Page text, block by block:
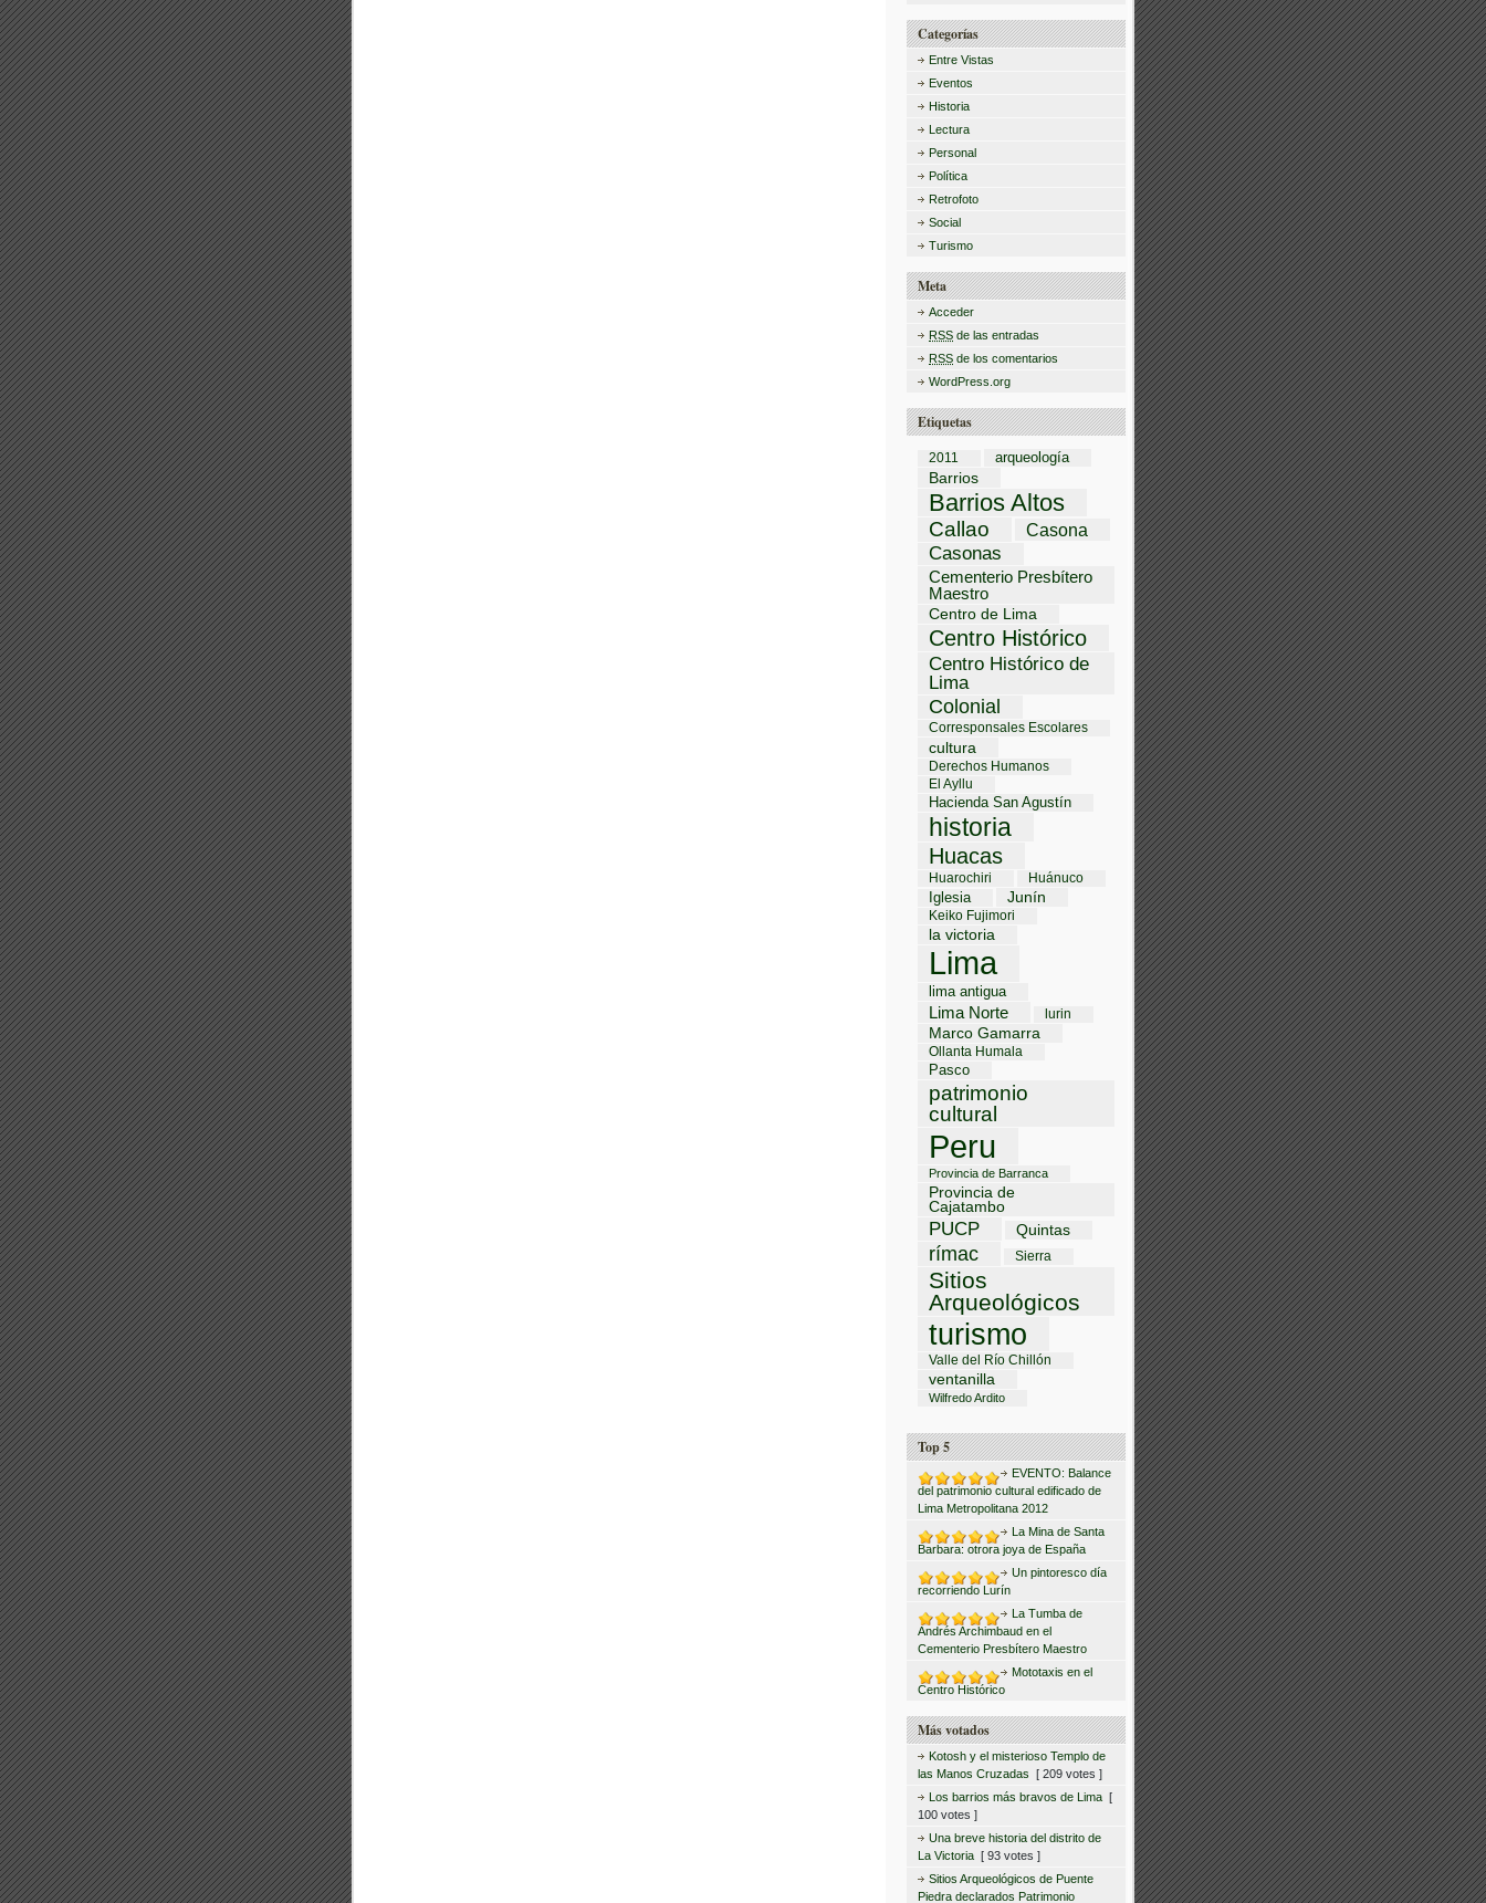
Categorías
Entre Vistas
Eventos
Historia
Lectura
Personal
Política
Retrofoto
Social
Turismo
Meta
Acceder
RSS de las entradas
RSS de los comentarios
WordPress.org
Etiquetas
2011 arqueología
Barrios
Barrios Altos
Callao Casona
Casonas
Cementerio Presbítero
Maestro
Centro de Lima
Centro Histórico
Centro Histórico de
Lima
Colonial
Corresponsales Escolares
cultura
Derechos Humanos
El Ayllu
Hacienda San Agustín
historia
Huacas
Huarochiri Huánuco
Iglesia Junín
Keiko Fujimori
la victoria
Lima
lima antigua
Lima Norte lurin
Marco Gamarra
Ollanta Humala
Pasco
patrimonio
cultural
Peru
Provincia de Barranca
Provincia de
Cajatambo
PUCP Quintas
rímac Sierra
Sitios
Arqueológicos
turismo
Valle del Río Chillón
ventanilla
Wilfredo Ardito
Top 5
EVENTO: Balance
del patrimonio cultural edificado de
Lima Metropolitana 2012
La Mina de Santa
Barbara: otrora joya de España
Un pintoresco día
recorriendo Lurín
La Tumba de
Andrés Archimbaud en el
Cementerio Presbítero Maestro
Mototaxis en el
Centro Histórico
Más votados
Kotosh y el misterioso Templo de
las Manos Cruzadas [ 209 votes ]
Los barrios más bravos de Lima [
100 votes ]
Una breve historia del distrito de
La Victoria [ 93 votes ]
Sitios Arqueológicos de Puente
Piedra declarados Patrimonio